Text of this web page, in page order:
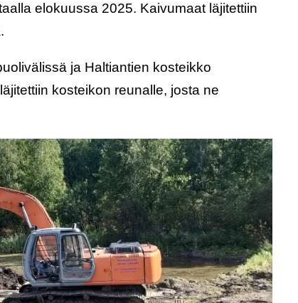
elokuussa 2025. Kaivumaat läjitettiin
ja Haltiantien kosteikko
kosteikon reunalle, josta ne